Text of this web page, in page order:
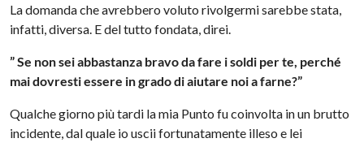
La domanda che avrebbero voluto rivolgermi sarebbe stata,
infatti, diversa. E del tutto fondata, direi.
” Se non sei abbastanza bravo da fare i soldi per te, perché
mai dovresti essere in grado di aiutare noi a farne?”
Qualche giorno più tardi la mia Punto fu coinvolta in un brutto
incidente, dal quale io uscii fortunatamente illeso e lei